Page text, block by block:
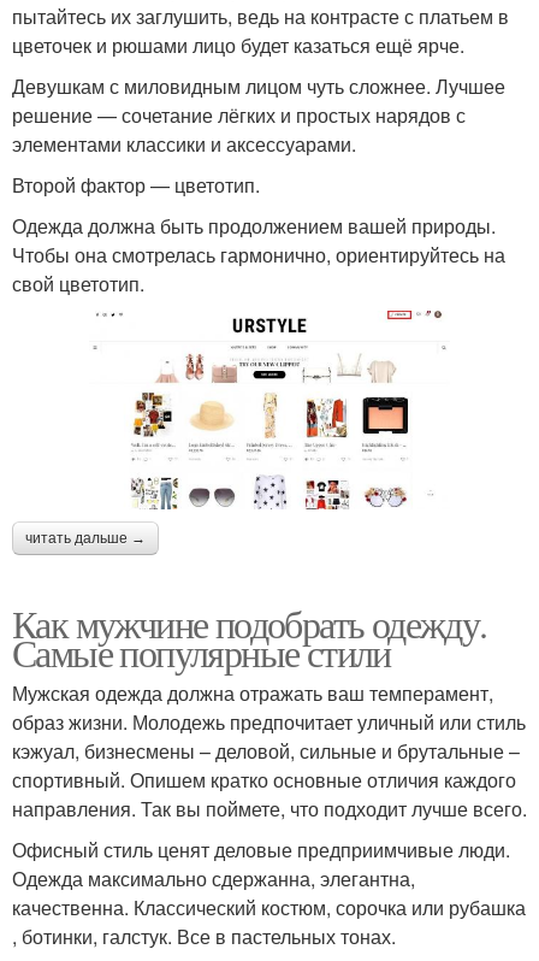
пытайтесь их заглушить, ведь на контрасте с платьем в
цветочек и рюшами лицо будет казаться ещё ярче.
Девушкам с миловидным лицом чуть сложнее. Лучшее
решение — сочетание лёгких и простых нарядов с
элементами классики и аксессуарами.
Второй фактор — цветотип.
Одежда должна быть продолжением вашей природы.
Чтобы она смотрелась гармонично, ориентируйтесь на
свой цветотип.
читать дальше →
Как мужчине подобрать одежду.
Самые популярные стили
Мужская одежда должна отражать ваш темперамент,
образ жизни. Молодежь предпочитает уличный или стиль
кэжуал, бизнесмены – деловой, сильные и брутальные –
спортивный. Опишем кратко основные отличия каждого
направления. Так вы поймете, что подходит лучше всего.
Офисный стиль ценят деловые предприимчивые люди.
Одежда максимально сдержанна, элегантна,
качественна. Классический костюм, сорочка или рубашка
, ботинки, галстук. Все в пастельных тонах.